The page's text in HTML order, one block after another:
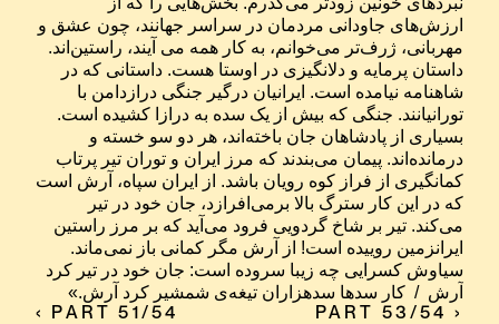
آرش  /  کار سدها سدهزاران تیغه‌ی شمشیر کرد آرش.»
‹ PART 51/54 PART 53/54 ›